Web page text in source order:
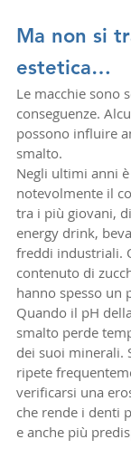
Ma non si
estetica…
Le macchie sono
conseguenze.
possono influire
smalto.
Negli ultimi anni
notevolmente il
tra i più giovani,
energy drink,
freddi industriali.
contenuto di
hanno spesso un
Quando il pH
smalto perde
dei suoi minerali.
ripete
verificarsi una
che rende i denti
e anche più